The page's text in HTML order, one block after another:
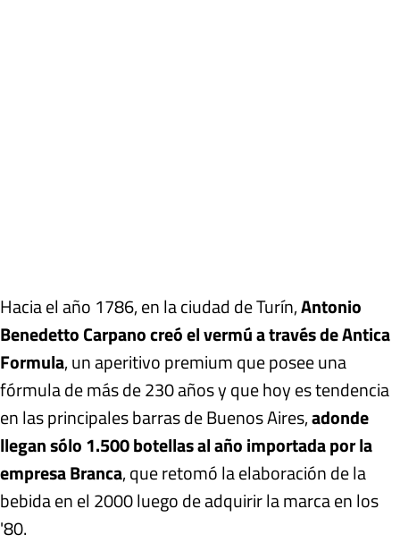
Hacia el año 1786, en la ciudad de Turín,Antonio
Benedetto Carpano creó el vermú a través de Antica
Formula, un aperitivo premium que posee una
fórmula de más de 230 años y que hoy es tendencia
en las principales barras de Buenos Aires,adonde
llegan sólo 1.500 botellas al año importada por la
empresa Branca, que retomó la elaboración de la
bebida en el 2000 luego de adquirir la marca en los
'80.